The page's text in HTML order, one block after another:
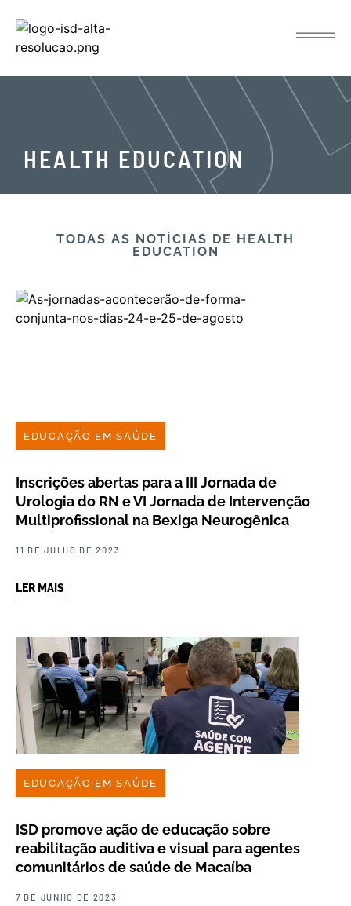
HEALTH EDUCATION
TODAS AS NOTÍCIAS​ DE HEALTH
EDUCATION
EDUCAÇÃO EM SAÚDE
Inscrições abertas para a III Jornada de
Urologia do RN e VI Jornada de Intervenção
Multiprofissional na Bexiga Neurogênica
11 DE JULHO DE 2023
LER MAIS
EDUCAÇÃO EM SAÚDE
ISD promove ação de educação sobre
reabilitação auditiva e visual para agentes
comunitários de saúde de Macaíba
7 DE JUNHO DE 2023